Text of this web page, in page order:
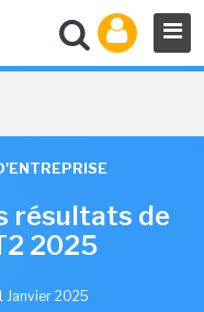
résultats de
2025
Janvier 2025